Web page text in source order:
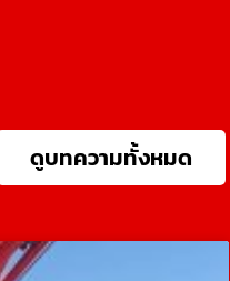
ดูบทความทั้งหมด